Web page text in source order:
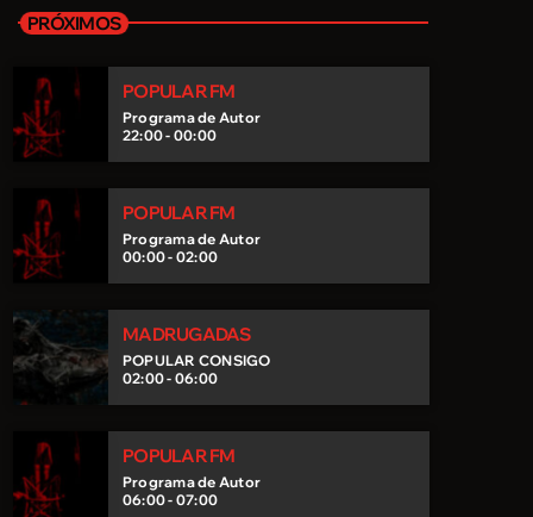
ISTO É POP
A Onda Pop da Popular.
PRÓXIMOS
POPULAR FM
Programa de Autor
22:00 - 00:00
POPULAR FM
Programa de Autor
00:00 - 02:00
MADRUGADAS
POPULAR CONSIGO
02:00 - 06:00
POPULAR FM
Programa de Autor
06:00 - 07:00